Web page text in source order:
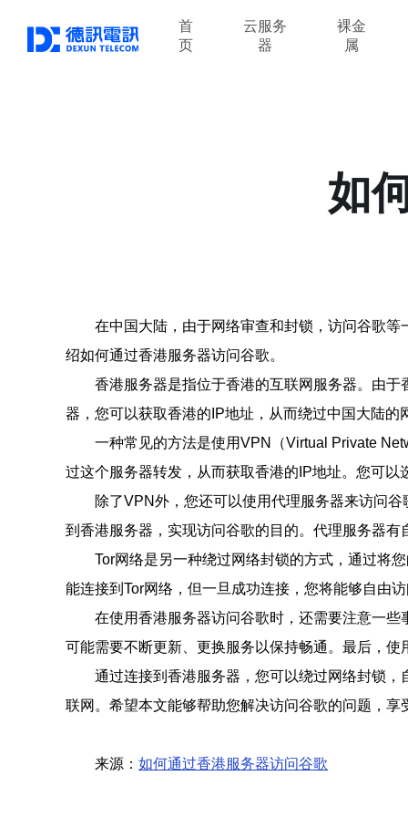
首
页
云服务
器
裸金
属
如
在中国大陆，由于网络审查和封锁，访问谷歌
绍如何通过香港服务器访问谷歌。
香港服务器是指位于香港的互联网服务器。由
器，您可以获取香港的IP地址，从而绕过中国大陆的
一种常见的方法是使用VPN（Virtual Private
过这个服务器转发，从而获取香港的IP地址。您可
除了VPN外，您还可以使用代理服务器来访问
到香港服务器，实现访问谷歌的目的。代理服务器
Tor网络是另一种绕过网络封锁的方式，通过将
能连接到Tor网络，但一旦成功连接，您将能够自由
在使用香港服务器访问谷歌时，还需要注意一
可能需要不断更新、更换服务以保持畅通。最后，
通过连接到香港服务器，您可以绕过网络封锁
联网。希望本文能够帮助您解决访问谷歌的问题，享
来源： 如何通过香港服务器访问谷歌